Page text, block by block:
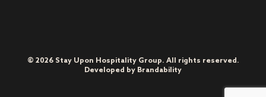
© 2026 Stay Upon Hospitality Group. All rights reserved.
Developed by Brandability